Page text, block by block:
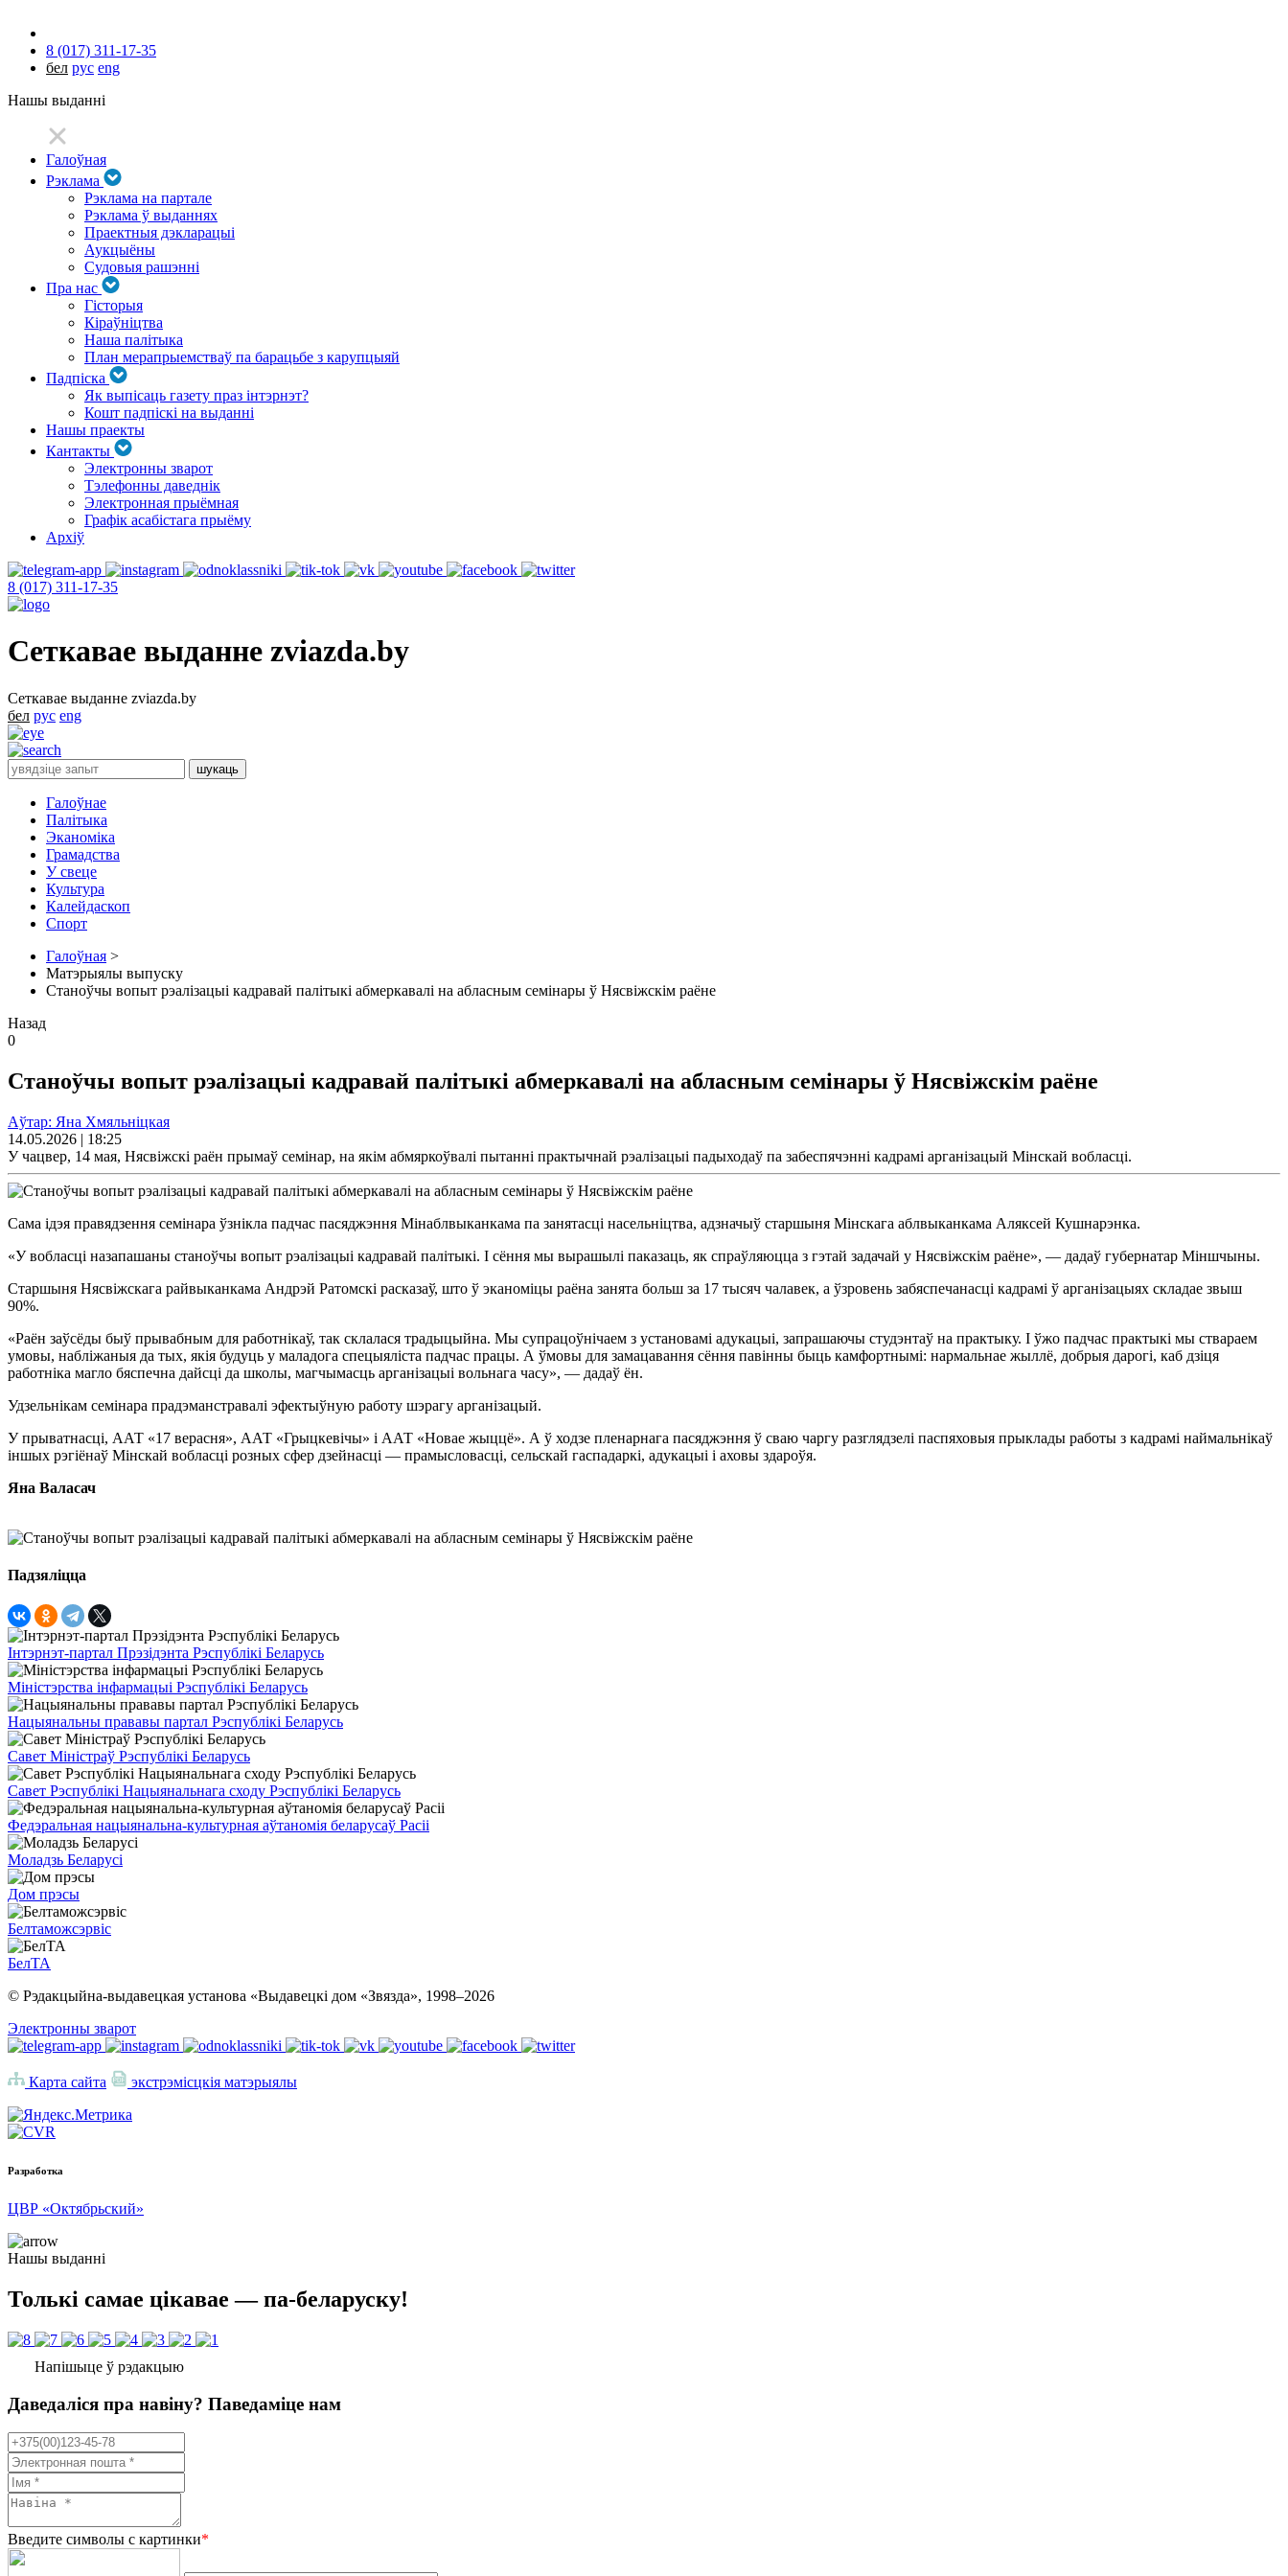
8 (017) 311-17-35
бел рус eng
Нашы выданні
Галоўная
Рэклама
Рэклама на партале
Рэклама ў выданнях
Праектныя дэкларацыі
Аукцыёны
Судовыя рашэнні
Пра нас
Гісторыя
Кіраўніцтва
Наша палітыка
План мерапрыемстваў па барацьбе з карупцыяй
Падпіска
Як выпісаць газету праз інтэрнэт?
Кошт падпіскі на выданні
Нашы праекты
Кантакты
Электронны зварот
Тэлефонны даведнік
Электронная прыёмная
Графік асабістага прыёму
Архіў
8 (017) 311-17-35
Сеткавае выданне zviazda.by
Сеткавае выданне zviazda.by
бел рус eng
Галоўнае
Палітыка
Эканоміка
Грамадства
У свеце
Культура
Калейдаскоп
Спорт
Галоўная >
Матэрыялы выпуску
Станоўчы вопыт рэалізацыі кадравай палітыкі абмеркавалі на абласным семінары ў Нясвіжскім раёне
Назад
0
Станоўчы вопыт рэалізацыі кадравай палітыкі абмеркавалі на абласным семінары ў Нясвіжскім раёне
Аўтар: Яна Хмяльніцкая
14.05.2026 | 18:25
У чацвер, 14 мая, Нясвіжскі раён прымаў семінар, на якім абмяркоўвалі пытанні практычнай рэалізацыі падыходаў па забеспячэнні кадрамі арганізацый Мінскай вобласці.
Сама ідэя правядзення семінара ўзнікла падчас пасяджэння Мінаблвыканкама па занятасці насельніцтва, адзначыў старшыня Мінскага аблвыканкама Аляксей Кушнарэнка.
«У вобласці назапашаны станоўчы вопыт рэалізацыі кадравай палітыкі. І сёння мы вырашылі паказаць, як спраўляюцца з гэтай задачай у Нясвіжскім раёне», — дадаў губернатар Міншчыны.
Старшыня Нясвіжскага райвыканкама Андрэй Ратомскі расказаў, што ў эканоміцы раёна занята больш за 17 тысяч чалавек, а ўзровень забяспечанасці кадрамі ў арганізацыях складае звыш
90%.
«Раён заўсёды быў прывабным для работнікаў, так склалася традыцыйна. Мы супрацоўнічаем з установамі адукацыі, запрашаючы студэнтаў на практыку. І ўжо падчас практыкі мы ствараем
умовы, набліжаныя да тых, якія будуць у маладога спецыяліста падчас працы. А ўмовы для замацавання сёння павінны быць камфортнымі: нармальнае жыллё, добрыя дарогі, каб дзіця
работніка магло бяспечна дайсці да школы, магчымасць арганізацыі вольнага часу», — дадаў ён.
Удзельнікам семінара прадэманстравалі эфектыўную работу шэрагу арганізацый.
У прыватнасці, ААТ «17 верасня», ААТ «Грыцкевічы» і ААТ «Новае жыццё». А ў ходзе пленарнага пасяджэння ў сваю чаргу разглядзелі паспяховыя прыклады работы з кадрамі наймальнікаў
іншых рэгіёнаў Мінскай вобласці розных сфер дзейнасці — прамысловасці, сельскай гаспадаркі, адукацыі і аховы здароўя.
Яна Валасач
Падзяліцца
Інтэрнэт-партал Прэзідэнта Рэспублікі Беларусь
Міністэрства інфармацыі Рэспублікі Беларусь
Нацыянальны прававы партал Рэспублікі Беларусь
Савет Міністраў Рэспублікі Беларусь
Савет Рэспублікі Нацыянальнага сходу Рэспублікі Беларусь
Федэральная нацыянальна-культурная аўтаномія беларусаў Расіі
Моладзь Беларусі
Дом прэсы
Белтаможсэрвіс
БелТА
© Рэдакцыйна-выдавецкая установа «Выдавецкі дом «Звязда», 1998–2026
Электронны зварот
Карта сайта экстрэмісцкія матэрыялы
Разработка
ЦВР «Октябрьский»
Нашы выданні
Толькі самае цікавае — па-беларуску!
Напішыце ў рэдакцыю
Даведаліся пра навіну? Паведаміце нам
Введите символы с картинки*